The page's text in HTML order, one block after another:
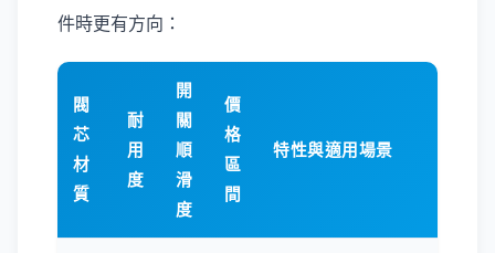
件時更有方向：
閥
芯
材
質
耐
用
度
開
關
順
滑
度
價
格
區
間
特性與適用場景